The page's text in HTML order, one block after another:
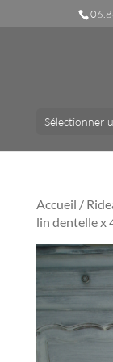
Sélectionner
Accueil /
lin dentelle x